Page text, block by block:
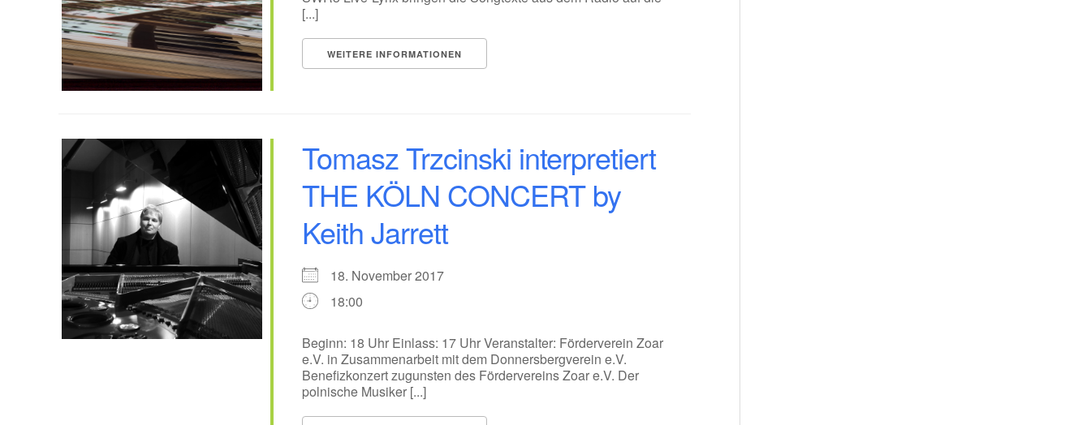
[...]
WEITERE INFORMATIONEN
Tomasz Trzcinski interpretiert
THE KÖLN CONCERT by
Keith Jarrett
18. November 2017
18:00
Beginn: 18 Uhr Einlass: 17 Uhr Veranstalter: Förderverein Zoar
e.V. in Zusammenarbeit mit dem Donnersbergverein e.V.
Benefizkonzert zugunsten des Fördervereins Zoar e.V. Der
polnische Musiker [...]